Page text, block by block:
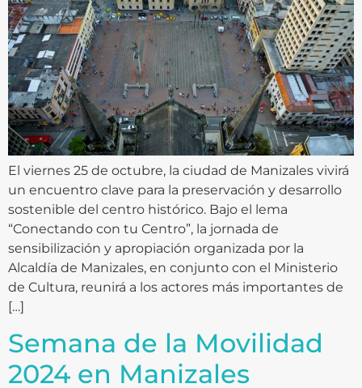
El viernes 25 de octubre, la ciudad de Manizales vivirá
un encuentro clave para la preservación y desarrollo
sostenible del centro histórico. Bajo el lema
“Conectando con tu Centro”, la jornada de
sensibilización y apropiación organizada por la
Alcaldía de Manizales, en conjunto con el Ministerio
de Cultura, reunirá a los actores más importantes de
[…]
Semana de la Movilidad
2024 en Manizales